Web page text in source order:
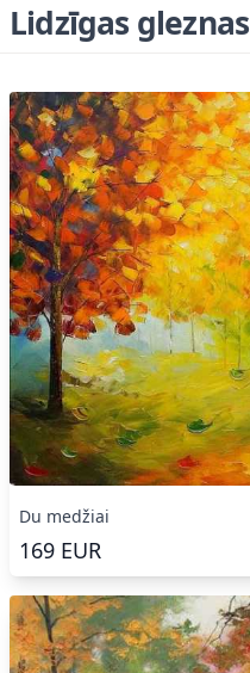
Lidzīgas gleznas
Du medžiai
169 EUR